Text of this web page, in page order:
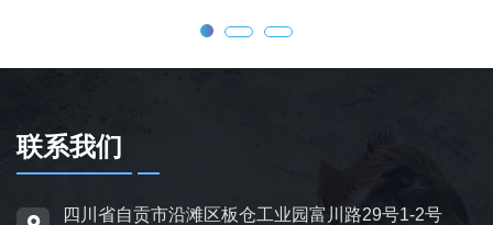
大型雕塑，覆盖霸王龙、三角龙、剑龙、长颈
龙、翼龙等常见品类，同时支持恐龙化石骨架
场景摆放。
为适配亲子游乐场景，公司推出恐龙电动车与
联系我们
四川省自贡市沿滩区板仓工业园富川路29号1-2号